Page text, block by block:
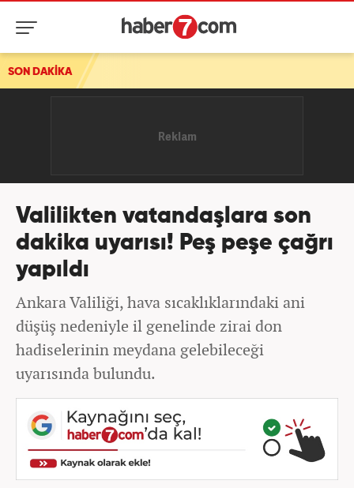
SON DAKİKA
Valilikten vatandaşlara son
dakika uyarısı! Peş peşe çağrı
yapıldı
Ankara Valiliği, hava sıcaklıklarındaki ani
düşüş nedeniyle il genelinde zirai don
hadiselerinin meydana gelebileceği
uyarısında bulundu.